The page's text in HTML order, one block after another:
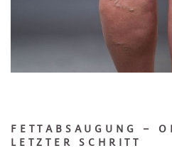
FETTABSAUGUNG –
LETZTER SCHRITT